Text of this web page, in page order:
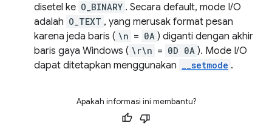
disetel ke O_BINARY . Secara default, mode I/O
adalah O_TEXT , yang merusak format pesan
karena jeda baris ( \n = 0A ) diganti dengan akhir
baris gaya Windows ( \r\n = 0D 0A ). Mode I/O
dapat ditetapkan menggunakan __setmode .
Apakah informasi ini membantu?